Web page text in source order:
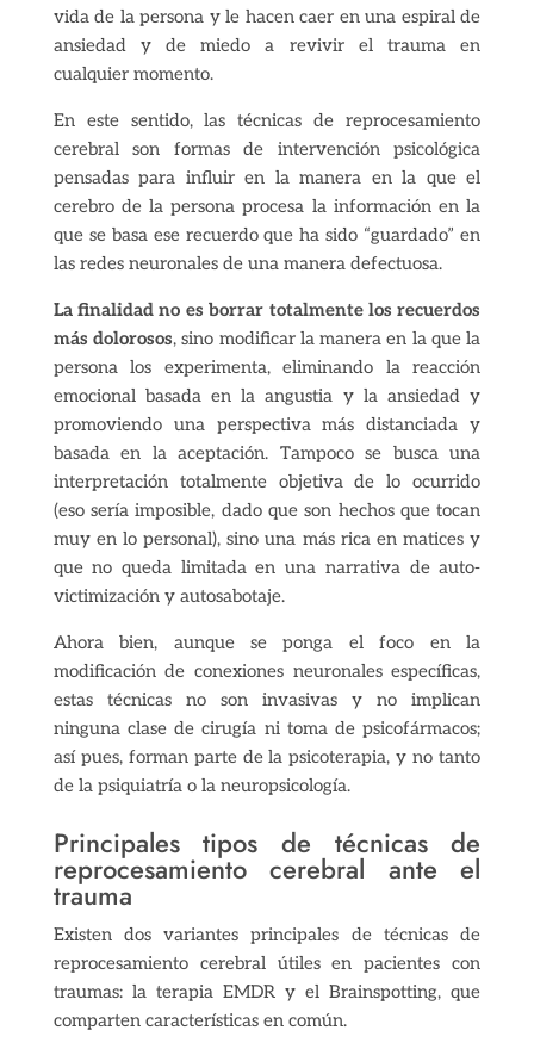
vida de la persona y le hacen caer en una espiral de
ansiedad y de miedo a revivir el trauma en
cualquier momento.
En este sentido, las técnicas de reprocesamiento
cerebral son formas de intervención psicológica
pensadas para influir en la manera en la que el
cerebro de la persona procesa la información en la
que se basa ese recuerdo que ha sido “guardado” en
las redes neuronales de una manera defectuosa.
La finalidad no es borrar totalmente los recuerdos
más dolorosos, sino modificar la manera en la que la
persona los experimenta, eliminando la reacción
emocional basada en la angustia y la ansiedad y
promoviendo una perspectiva más distanciada y
basada en la aceptación. Tampoco se busca una
interpretación totalmente objetiva de lo ocurrido
(eso sería imposible, dado que son hechos que tocan
muy en lo personal), sino una más rica en matices y
que no queda limitada en una narrativa de auto-
victimización y autosabotaje.
Ahora bien, aunque se ponga el foco en la
modificación de conexiones neuronales específicas,
estas técnicas no son invasivas y no implican
ninguna clase de cirugía ni toma de psicofármacos;
así pues, forman parte de la psicoterapia, y no tanto
de la psiquiatría o la neuropsicología.
Principales tipos de técnicas de
reprocesamiento cerebral ante el
trauma
Existen dos variantes principales de técnicas de
reprocesamiento cerebral útiles en pacientes con
traumas: la terapia EMDR y el Brainspotting, que
comparten características en común.